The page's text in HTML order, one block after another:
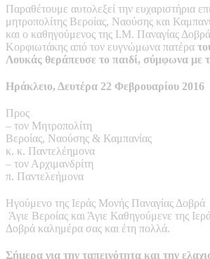
Παραθέτουμε αυτολεξεί την ευχαριστήρια
μητροπολίτης Βεροίας, Ναούσης και
και ο καθηγούμενος της Ι.Μ. Παναγίας
Κορφιωτάκης από τον ευγνώμωνα πατέρα
Λουκάς θεράπευσε το παιδί, σύμφωνα με
Ηράκλειο, Δευτέρα 22 Φεβρουαρίου 2016
Προς
– τον Μητροπολίτη
Βεροίας, Ναούσης & Καμπανίας
κ. κ. Παντελέημονα
– τον Αρχιμανδρίτη
π. Παντελεήμονα
Ηγούμενο της Ιεράς Μονής Παναγίας Δοβρά
Άγιε Βεροίας και Άγιε Καθηγούμενε της
Δοβρά καλημέρα σας και έτη πολλά.
Σήμερα για την ταπεινότητα και την